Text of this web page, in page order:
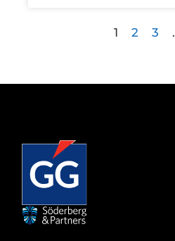
1 2 3